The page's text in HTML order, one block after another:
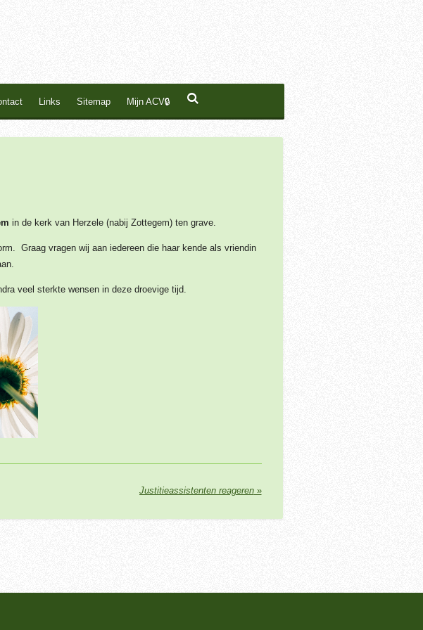
Links Sitemap Mijn ACV🔒
in de kerk van Herzele (nabij Zottegem) ten grave.
Graag vragen wij aan iedereen die haar kende als vriendin
veel sterkte wensen in deze droevige tijd.
Justitieassistenten reageren»